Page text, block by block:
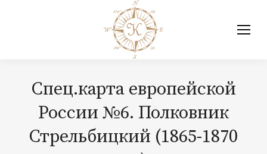
Спец.карта европейской
России №6. Полковник
Стрельбицкий (1865-1870